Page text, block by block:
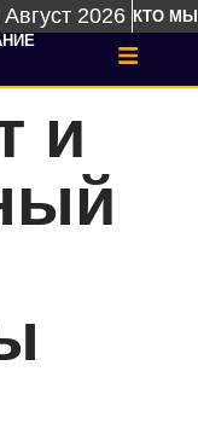
2026 КТО МЫ
и